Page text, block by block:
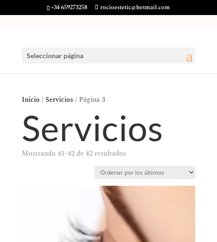
+34 659273258 rocioestetic@hotmail.com
Seleccionar página
Inicio /Servicios/ Página 3
Servicios
Mostrando 41–42 de 42 resultadosOrdenado
los
últimos